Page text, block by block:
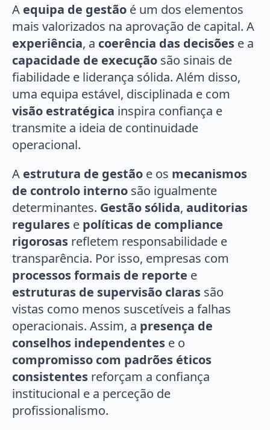
A equipa de gestão é um dos elementos
mais valorizados na aprovação de capital. A
experiência, a coerência das decisões e a
capacidade de execução são sinais de
fiabilidade e liderança sólida. Além disso,
uma equipa estável, disciplinada e com
visão estratégica inspira confiança e
transmite a ideia de continuidade
operacional.
A estrutura de gestão e os mecanismos
de controlo interno são igualmente
determinantes. Gestão sólida, auditorias
regulares e políticas de compliance
rigorosas refletem responsabilidade e
transparência. Por isso, empresas com
processos formais de reporte e
estruturas de supervisão claras são
vistas como menos suscetíveis a falhas
operacionais. Assim, a presença de
conselhos independentes e o
compromisso com padrões éticos
consistentes reforçam a confiança
institucional e a perceção de
profissionalismo.